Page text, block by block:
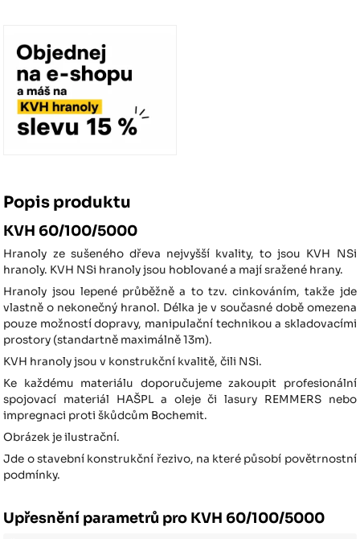
Popis produktu
KVH 60/100/5000
Hranoly ze sušeného dřeva nejvyšší kvality, to jsou KVH NSi
hranoly. KVH NSi hranoly jsou hoblované a mají sražené hrany.
Hranoly jsou lepené průběžně a to tzv. cinkováním, takže jde
vlastně o nekonečný hranol. Délka je v současné době omezena
pouze možností dopravy, manipulační technikou a skladovacími
prostory (standartně maximálně 13m).
KVH hranoly jsou v konstrukční kvalitě, čili NSi.
Ke každému materiálu doporučujeme zakoupit profesionální
spojovací materiál HAŠPL a oleje či lasury REMMERS nebo
impregnaci proti škůdcům Bochemit.
Obrázek je ilustrační.
Jde o stavební konstrukční řezivo, na které působí povětrnostní
podmínky.
Upřesnění parametrů pro KVH 60/100/5000